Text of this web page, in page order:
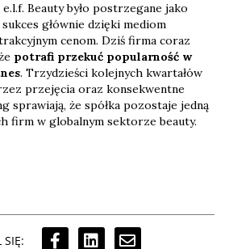
Beauty było postrzegane jako
głównie dzięki mediom
cenom. Dziś firma coraz
potrafi przekuć popularność w
. Trzydzieści kolejnych kwartałów
przejęcia oraz konsekwentne
sprawiają, że spółka pozostaje jedną
firm w globalnym sektorze beauty.
SIĘ: